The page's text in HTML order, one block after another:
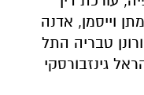
וייסמן, אדנה
טבריה התל
גינזבורסקי